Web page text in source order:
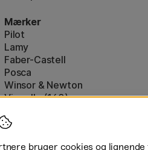
Mærker
Pilot
Lamy
Faber-Castell
Posca
Winsor & Newton
Visa alle (160)
bruger cookies og